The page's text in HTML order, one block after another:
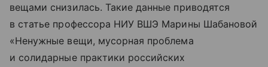
вещами снизилась. Такие данные приводятся
в статье профессора НИУ ВШЭ Марины Шабановой
«Ненужные вещи, мусорная проблема
и солидарные практики российских